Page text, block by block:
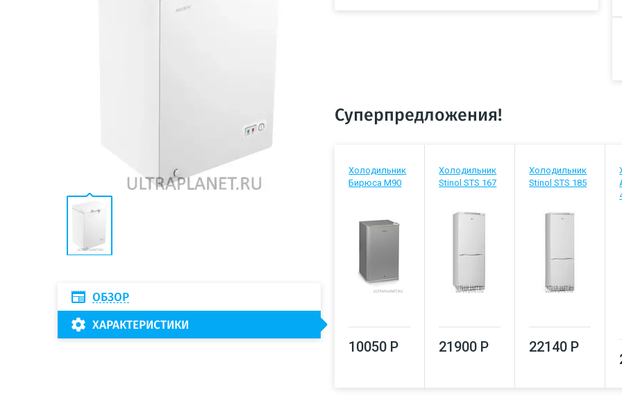
ОБЗОР
ХАРАКТЕРИСТИКИ
Суперпредложения!
Холодильник
Бирюса М90
10050 Р
Холодильник
Stinol STS 167
21900 Р
Холодильник
Stinol STS 185
22140 Р